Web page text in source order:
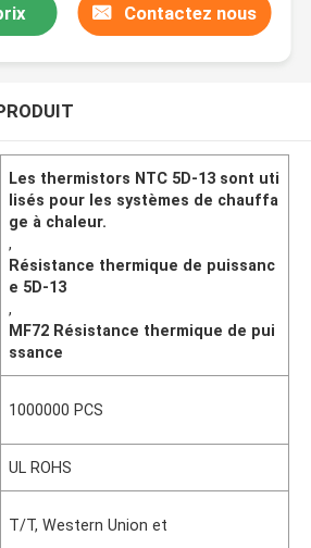
Contactez nous
Les thermistors NTC 5D-13 sont uti
lisés pour les systèmes de chauffa
ge à chaleur.
,
Résistance thermique de puissanc
e 5D-13
,
MF72 Résistance thermique de pui
ssance
1000000 PCS
UL ROHS
T/T, Western Union et